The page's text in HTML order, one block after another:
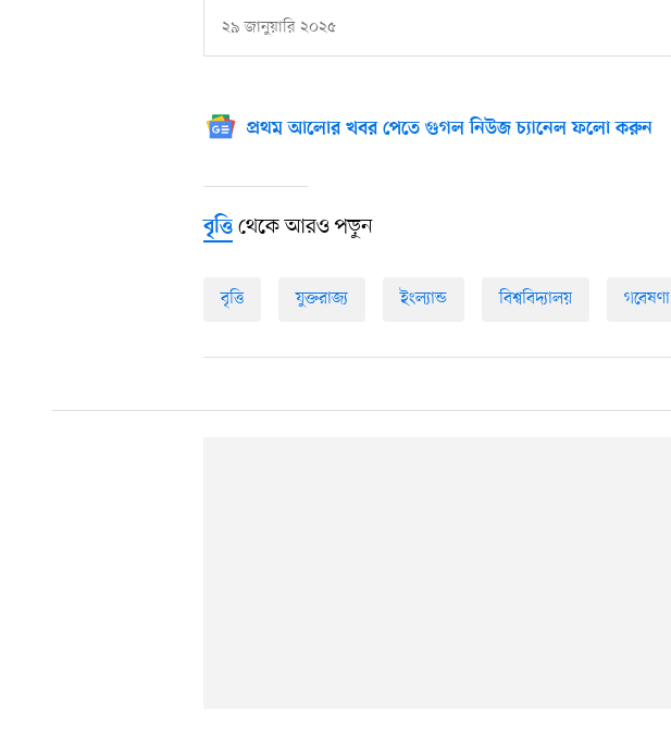
২৯ জানুয়ারি ২০২৫
প্রথম আলোর খবর পেতে গুগল নিউজ চ্যানেল ফলো করুন
বৃত্তি থেকে আরও পড়ুন
বৃত্তি যুক্তরাজ্য ইংল্যান্ড বিশ্ববিদ্যালয় গবেষণা